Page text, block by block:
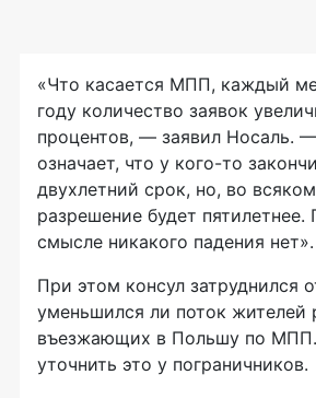
«Что касается МПП, каждый
году количество заявок
процентов, — заявил Носаль.
означает, что у кого-то
двухлетний срок, но, во
разрешение будет
смысле никакого падения нет».
При этом консул затруднился
уменьшился ли поток жителей
въезжающих в Польшу по МПП.
уточнить это у пограничников.